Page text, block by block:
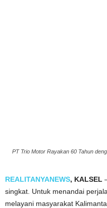
PT Trio Motor Rayakan 60 Tahun
REALITANYANEWS, KALSEL
singkat. Untuk menandai
melayani masyarakat